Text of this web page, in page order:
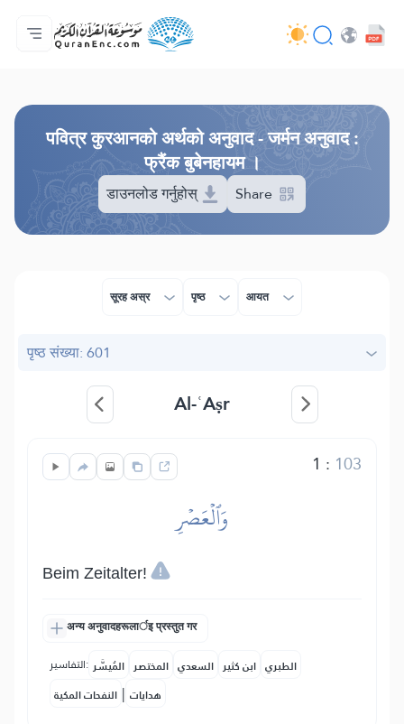
मुख्य
अनुवादहरूको सूची
Audio
विकासकर्ताहरूका सेवाहरू - API
परियोजना बारे
हामीलाई सम्पर्क गर्नुहोस्
भाषा
पवित्र कुरआनको अर्थको अनुवाद - जर्मन अनुवाद :
फ्रैंक बुबेनहायम ।
डाउनलोड गर्नुहोस् Share
सूरह अस्र पृष्ठ आयत
पृष्ठ संख्या: 601
Al-ʿAṣr
1 : 103
وَٱلۡعَصۡرِ
Beim Zeitalter!
अन्य अनुवादहरूलार्इ प्रस्तुत गर
التفاسير: المُيسَّر المختصر السعدي ابن كثير الطبري
النفحات المكية | هدايات